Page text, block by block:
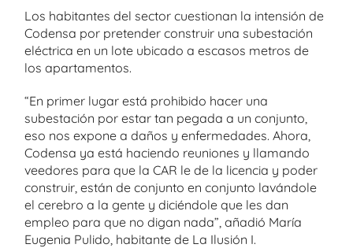
Los habitantes del sector cuestionan la intensión de
Codensa por pretender construir una subestación
eléctrica en un lote ubicado a escasos metros de
los apartamentos.
“En primer lugar está prohibido hacer una
subestación por estar tan pegada a un conjunto,
eso nos expone a daños y enfermedades. Ahora,
Codensa ya está haciendo reuniones y llamando
veedores para que la CAR le de la licencia y poder
construir, están de conjunto en conjunto lavándole
el cerebro a la gente y diciéndole que les dan
empleo para que no digan nada”, añadió María
Eugenia Pulido, habitante de La Ilusión I.